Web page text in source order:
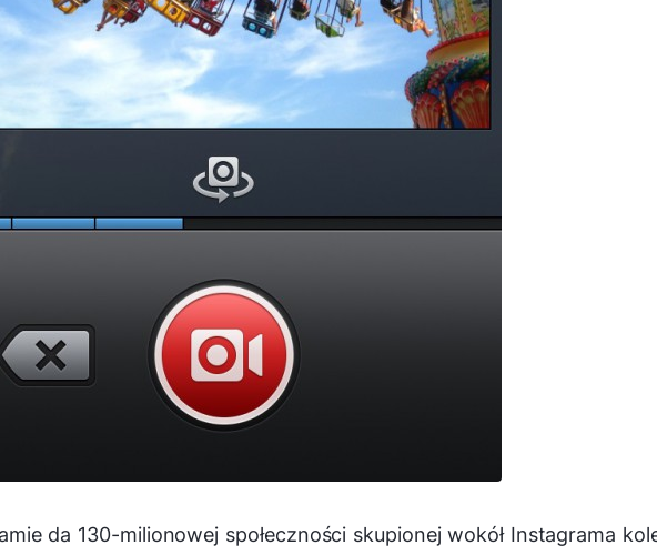
da 130-milionowej społeczności skupionej wokół Instagrama